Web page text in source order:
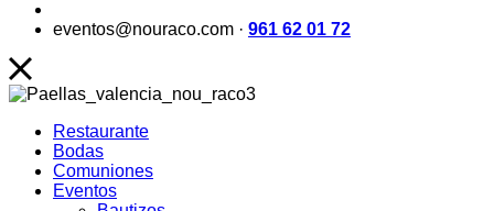
eventos@nouraco.com · 961 62 01 72
Restaurante
Bodas
Comuniones
Eventos